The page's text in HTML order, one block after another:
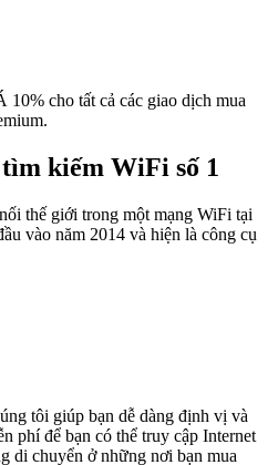
cho tất cả các giao dịch mua
kiếm WiFi số 1
thế giới trong một mạng WiFi tại
vào năm 2014 và hiện là công cụ
tôi giúp bạn dễ dàng định vị và
phí để bạn có thể truy cập Internet
di chuyển ở những nơi bạn mua